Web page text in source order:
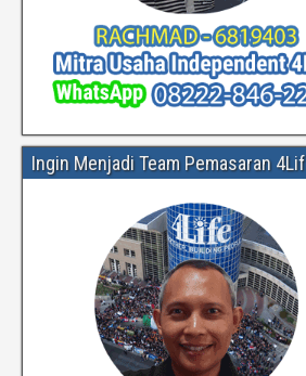
Ingin Menjadi Team Pemasaran